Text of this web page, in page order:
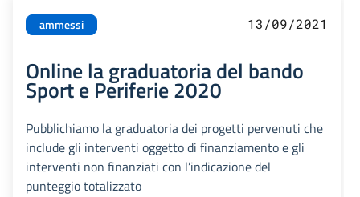
ammessi 13/09/2021
Online la graduatoria del bando
Sport e Periferie 2020
Pubblichiamo la graduatoria dei progetti pervenuti che
include gli interventi oggetto di finanziamento e gli
interventi non finanziati con l’indicazione del
punteggio totalizzato